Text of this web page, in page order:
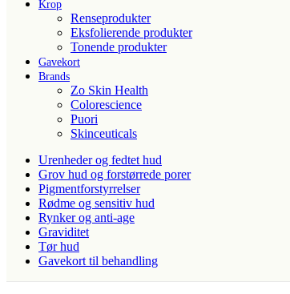
Krop
Renseprodukter
Eksfolierende produkter
Tonende produkter
Gavekort
Brands
Zo Skin Health
Colorescience
Puori
Skinceuticals
Urenheder og fedtet hud
Grov hud og forstørrede porer
Pigmentforstyrrelser
Rødme og sensitiv hud
Rynker og anti-age
Graviditet
Tør hud
Gavekort til behandling